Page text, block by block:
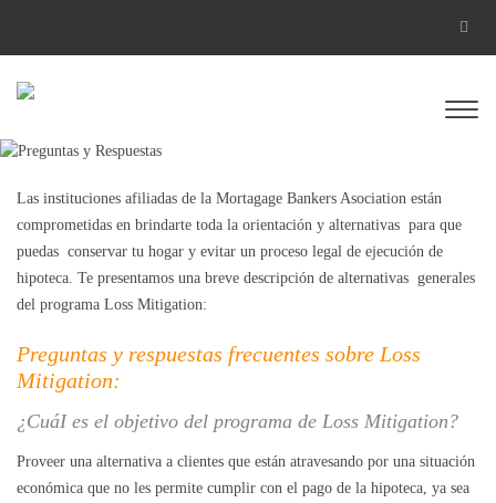
Las instituciones afiliadas de la Mortagage Bankers Asociation están
comprometidas en brindarte toda la orientación y alternativas para que
puedas conservar tu hogar y evitar un proceso legal de ejecución de
hipoteca. Te presentamos una breve descripción de alternativas generales
del programa Loss Mitigation:
Preguntas y respuestas frecuentes sobre Loss
Mitigation:
¿CuáI es el objetivo del programa de Loss Mitigation?
Proveer una alternativa a clientes que están atravesando por una situación
económica que no les permite cumplir con el pago de la hipoteca, ya sea